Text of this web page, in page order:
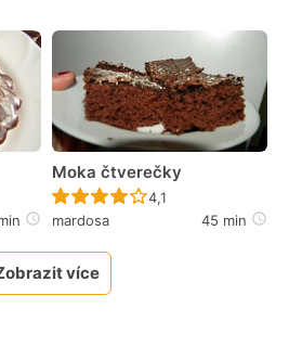
nebyl hodnocen
Moka čtverečky
Recept ještě nebyl
4,1
mardosa
45 min
více